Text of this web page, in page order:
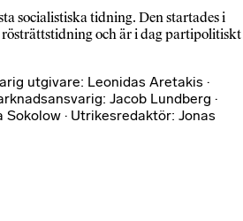
socialistiska tidning. Den startades i
och är i dag partipolitiskt
utgivare: Leonidas Aretakis ·
Jacob Lundberg ·
· Utrikesredaktör: Jonas